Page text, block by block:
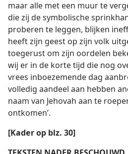
maar alle met een muur te
die zij de symbolische
proberen te leggen, blijken
heeft zijn geest op zijn volk
toegerust om zijn oordelen
wij er in de korte tijd die nog
vrees inboezemende dag
volledig aandeel aan hebben
naam van Jehovah aan te
ontkomen’.
[Kader op blz. 30]